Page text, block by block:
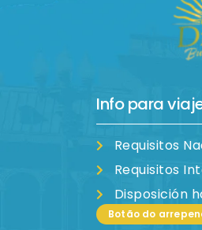
Info para
Requisitos
Requisitos
Disposición
Botão do